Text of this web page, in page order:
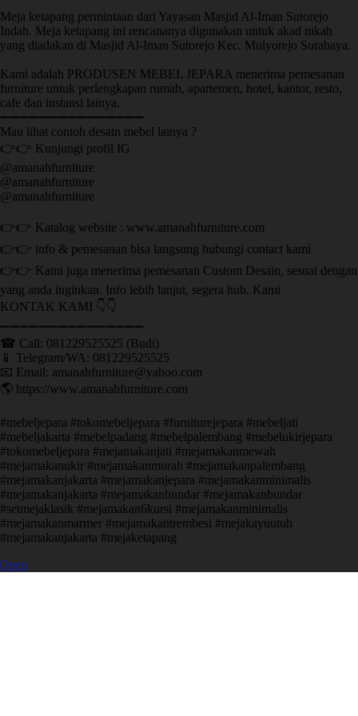
Meja ketapang permintaan dari Yayasan Masjid Al-Iman Sutorejo
Indah. Meja ketapang ini rencananya digunakan untuk akad nikah
yang diadakan di Masjid Al-Iman Sutorejo Kec. Mulyorejo Surabaya.
Kami adalah PRODUSEN MEBEL JEPARA menerima pemesanan
furniture untuk perlengkapan rumah, apartemen, hotel, kantor, resto,
cafe dan instansi lainya.
➖➖➖➖➖➖➖➖➖➖➖➖➖➖➖
Mau lihat contoh desain mebel lainya ?
👉👉 Kunjungi profil IG
@amanahfurniture
@amanahfurniture
@amanahfurniture
👉👉 Katalog website : www.amanahfurniture.com
👉👉 info & pemesanan bisa langsung hubungi contact kami
👉👉 Kami juga menerima pemesanan Custom Desain, sesuai dengan
yang anda inginkan. Info lebih lanjut, segera hub. Kami
KONTAK KAMI 👇👇
➖➖➖➖➖➖➖➖➖➖➖➖➖➖➖ ㅤ
☎ Call: 081229525525 (Budi)
📱 Telegram/WA: 081229525525
📧 Email: amanahfurniture@yahoo.com
🌎 https://www.amanahfurniture.com
#mebeljepara #tokomebeljepara #furniturejepara #mebeljati
#mebeljakarta #mebelpadang #mebelpalembang #mebelukirjepara
#tokomebeljepara #mejamakanjati #mejamakanmewah
#mejamakanukir #mejamakanmurah #mejamakanpalembang
#mejamakanjakarta #mejamakanjepara #mejamakanminimalis
#mejamakanjakarta #mejamakanbundar #mejamakanbundar
#setmejaklasik #mejamakan6kursi #mejamakanminimalis
#mejamakanmarmer #mejamakantrembesi #mejakayuutuh
#mejamakanjakarta #mejaketapang
Open